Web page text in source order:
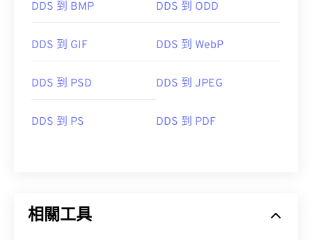
DDS 到 BMP DDS 到 ODD
DDS 到 GIF DDS 到 WebP
DDS 到 PSD DDS 到 JPEG
DDS 到 PS DDS 到 PDF
相關工具